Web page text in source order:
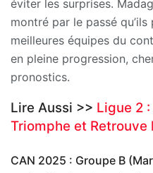
éviter les surprises.
montré par le passé
meilleures équipes du
en pleine progression,
pronostics.
Lire Aussi >> Ligue 2 :
Triomphe et Retrouve
CAN 2025 : Groupe B